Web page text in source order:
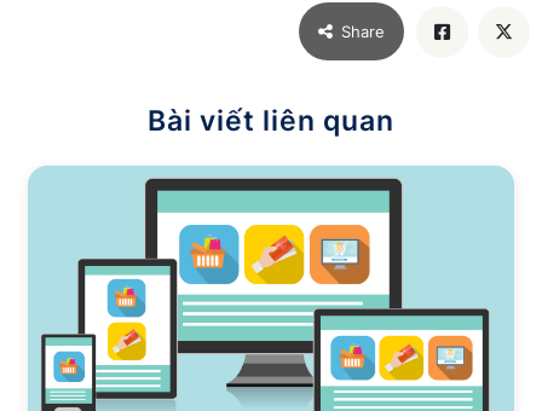
Share
Bài viết liên quan